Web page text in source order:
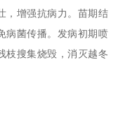
，增强抗病力。苗期结
病菌传播。发病初期喷
枝搜集烧毁，消灭越冬